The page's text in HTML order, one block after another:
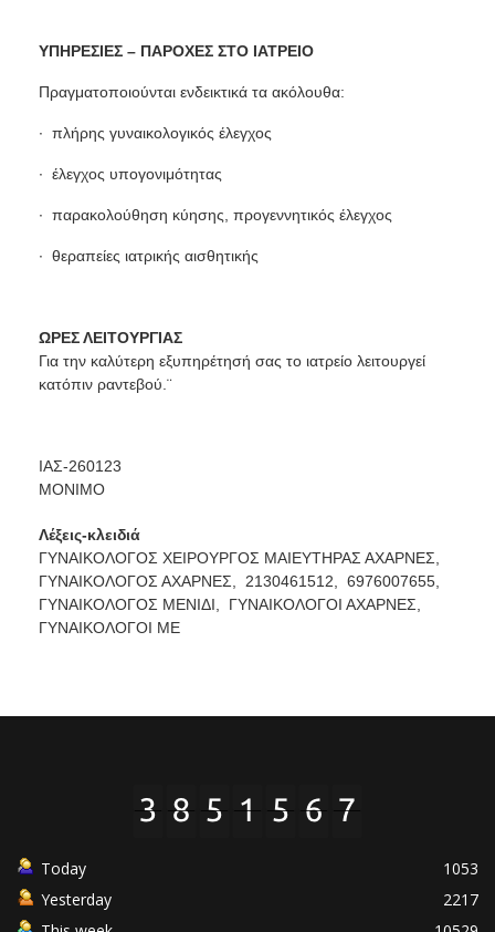
ΥΠΗΡΕΣΙΕΣ – ΠΑΡΟΧΕΣ ΣΤΟ ΙΑΤΡΕΙΟ
Πραγματοποιούνται ενδεικτικά τα ακόλουθα:
∙ πλήρης γυναικολογικός έλεγχος
∙ έλεγχος υπογονιμότητας
∙ παρακολούθηση κύησης, προγεννητικός έλεγχος
∙ θεραπείες ιατρικής αισθητικής
ΩΡΕΣ ΛΕΙΤΟΥΡΓΙΑΣ
Για την καλύτερη εξυπηρέτησή σας το ιατρείο λειτουργεί
κατόπιν ραντεβού.¨
ΙΑΣ-260123
MONIMO
Λέξεις-κλειδιά
ΓΥΝΑΙΚΟΛΟΓΟΣ ΧΕΙΡΟΥΡΓΟΣ ΜΑΙΕΥΤΗΡΑΣ ΑΧΑΡΝΕΣ,
ΓΥΝΑΙΚΟΛΟΓΟΣ ΑΧΑΡΝΕΣ,
2130461512,
6976007655,
ΓΥΝΑΙΚΟΛΟΓΟΣ ΜΕΝΙΔΙ,
ΓΥΝΑΙΚΟΛΟΓΟΙ ΑΧΑΡΝΕΣ,
ΓΥΝΑΙΚΟΛΟΓΟΙ ΜΕ
Today
1053
Yesterday
2217